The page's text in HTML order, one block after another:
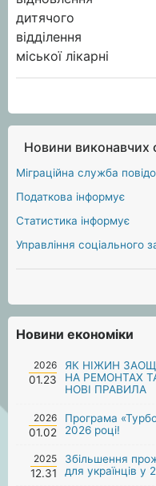
Новини виконавчих
Міграційна служба
Податкова інформує
Статистика інформує
Управління соціального
Новини економіки
2026
01.23
ЯК НІЖИН
НА РЕМОНТАХ
НОВІ ПРАВИЛА
2026
01.02
Програма
2026 році!
2025
12.31
Збільшення
для українців у